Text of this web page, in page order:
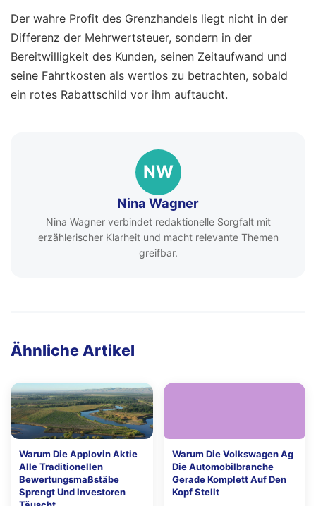
Der wahre Profit des Grenzhandels liegt nicht in der
Differenz der Mehrwertsteuer, sondern in der
Bereitwilligkeit des Kunden, seinen Zeitaufwand und
seine Fahrtkosten als wertlos zu betrachten, sobald
ein rotes Rabattschild vor ihm auftaucht.
NW
Nina Wagner
Nina Wagner verbindet redaktionelle Sorgfalt mit
erzählerischer Klarheit und macht relevante Themen
greifbar.
Ähnliche Artikel
Warum Die Applovin Aktie
Alle Traditionellen
Bewertungsmaßstäbe
Sprengt Und Investoren
Warum Die Volkswagen Ag
Die Automobilbranche
Gerade Komplett Auf Den
Kopf Stellt